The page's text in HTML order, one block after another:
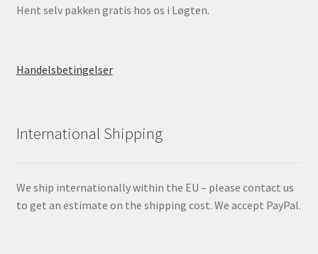
Hent selv pakken gratis hos os i Løgten.
Handelsbetingelser
International Shipping
We ship internationally within the EU – please contact us
to get an estimate on the shipping cost. We accept PayPal.